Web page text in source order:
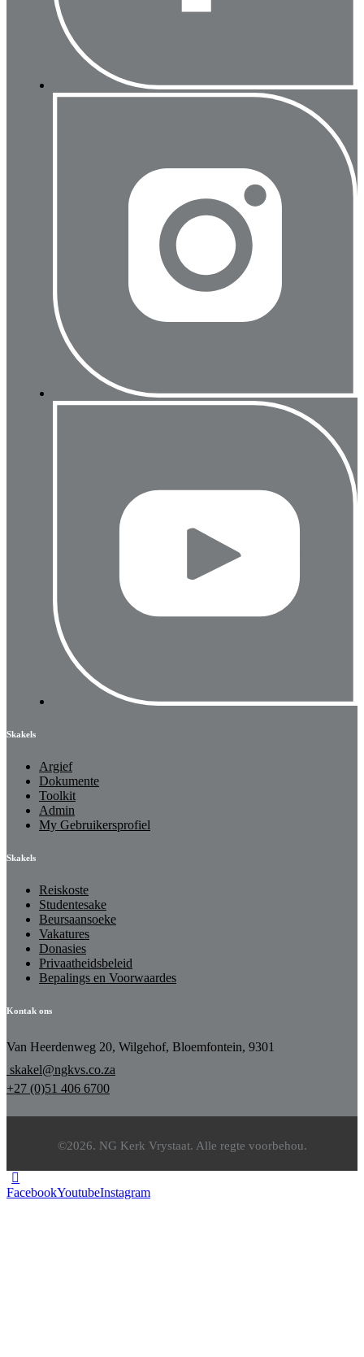
Skakels
Argief
Dokumente
Toolkit
Admin
My Gebruikersprofiel
Skakels
Reiskoste
Studentesake
Beursaansoeke
Vakatures
Donasies
Privaatheidsbeleid
Bepalings en Voorwaardes
Kontak ons
Van Heerdenweg 20, Wilgehof, Bloemfontein, 9301
skakel@ngkvs.co.za
+27 (0)51 406 6700
©2026. NG Kerk Vrystaat. Alle regte voorbehou.
FacebookYoutubeInstagram